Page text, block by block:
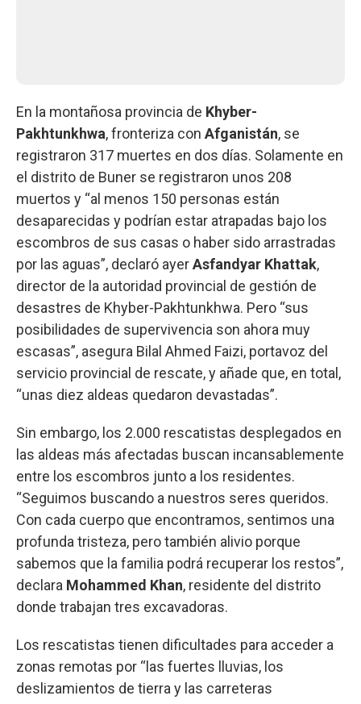
En la montañosa provincia de Khyber-
Pakhtunkhwa, fronteriza con Afganistán, se
registraron 317 muertes en dos días. Solamente en
el distrito de Buner se registraron unos 208
muertos y “al menos 150 personas están
desaparecidas y podrían estar atrapadas bajo los
escombros de sus casas o haber sido arrastradas
por las aguas”, declaró ayerAsfandyar Khattak,
director de la autoridad provincial de gestión de
desastres de Khyber-Pakhtunkhwa. Pero “sus
posibilidades de supervivencia son ahora muy
escasas”, asegura Bilal Ahmed Faizi, portavoz del
servicio provincial de rescate, y añade que, en total,
“unas diez aldeas quedaron devastadas”.
Sin embargo, los 2.000 rescatistas desplegados en
las aldeas más afectadas buscan incansablemente
entre los escombros junto a los residentes.
“Seguimos buscando a nuestros seres queridos.
Con cada cuerpo que encontramos, sentimos una
profunda tristeza, pero también alivio porque
sabemos que la familia podrá recuperar los restos”,
declara Mohammed Khan, residente del distrito
donde trabajan tres excavadoras.
Los rescatistas tienen dificultades para acceder a
zonas remotas por “las fuertes lluvias, los
deslizamientos de tierra y las carreteras